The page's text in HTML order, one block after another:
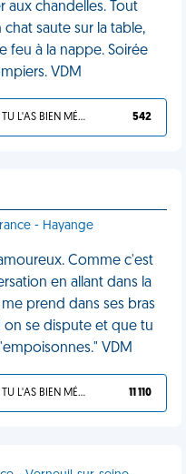
aux chandelles. Tout
saute sur la table,
feu à la nappe. Soirée
VDM
TU L'AS BIEN MÉRITÉ 542
- Hayange
Comme c'est
en allant dans la
prend dans ses bras
on se dispute et que tu
VDM
TU L'AS BIEN MÉRITÉ 11 110